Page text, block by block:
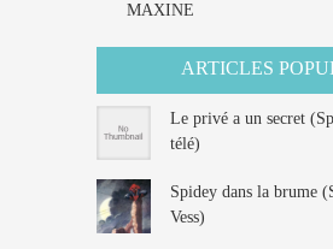
MAXINE
ARTICLES
Le privé a un secret
télé)
Spidey dans la brume
Vess)